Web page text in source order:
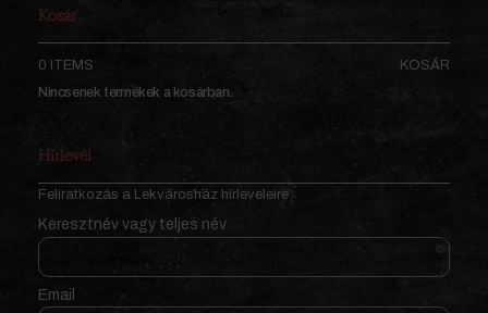
Kosár
0 ITEMS
KOSÁR
Nincsenek termékek a kosárban.
Hírlevél
Feliratkozás a Lekvárosház hírleveleire
Keresztnév vagy teljes név
Email